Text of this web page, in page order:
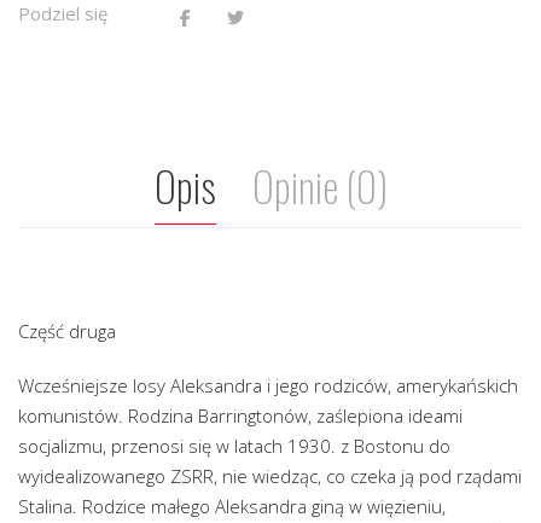
Podziel się
Opis Opinie (0)
Część druga
Wcześniejsze losy Aleksandra i jego rodziców, amerykańskich
komunistów. Rodzina Barringtonów, zaślepiona ideami
socjalizmu, przenosi się w latach 1930. z Bostonu do
wyidealizowanego ZSRR, nie wiedząc, co czeka ją pod rządami
Stalina. Rodzice małego Aleksandra giną w więzieniu,